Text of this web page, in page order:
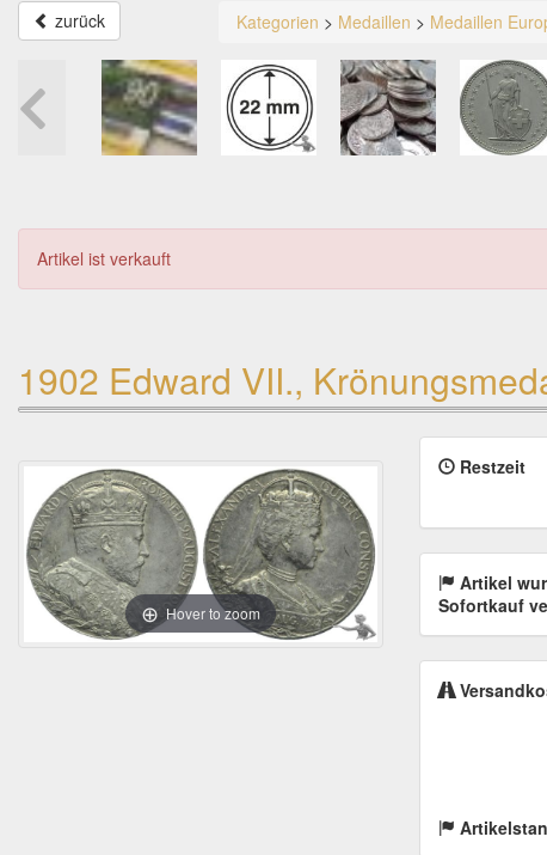
zurück Kategorien > Medaillen > Medaillen
Artikel ist verkauft
1902 Edward VII.,
Hover to zoom
Restzeit
Artikel
Sofortkauf